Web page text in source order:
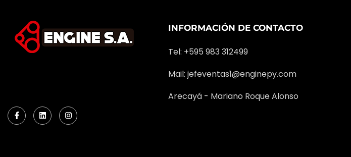
INFORMACIÓN DE CONTACTO
Tel: +595 983 312499
Mail: jefeventas1@enginepy.com
Arecayá - Mariano Roque Alonso